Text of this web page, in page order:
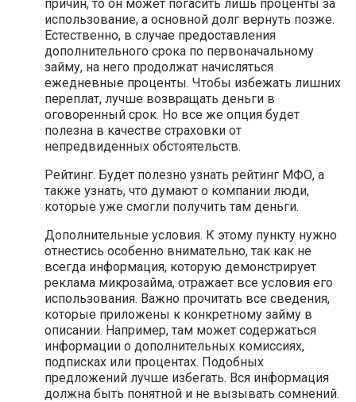
причин, то он может погасить лишь проценты за
использование, а основной долг вернуть позже.
Естественно, в случае предоставления
дополнительного срока по первоначальному
займу, на него продолжат начисляться
ежедневные проценты. Чтобы избежать лишних
переплат, лучше возвращать деньги в
оговоренный срок. Но все же опция будет
полезна в качестве страховки от
непредвиденных обстоятельств.
Рейтинг. Будет полезно узнать рейтинг МФО, а
также узнать, что думают о компании люди,
которые уже смогли получить там деньги.
Дополнительные условия. К этому пункту нужно
отнестись особенно внимательно, так как не
всегда информация, которую демонстрирует
реклама микрозайма, отражает все условия его
использования. Важно прочитать все сведения,
которые приложены к конкретному займу в
описании. Например, там может содержаться
информации о дополнительных комиссиях,
подписках или процентах. Подобных
предложений лучше избегать. Вся информация
должна быть понятной и не вызывать сомнений.